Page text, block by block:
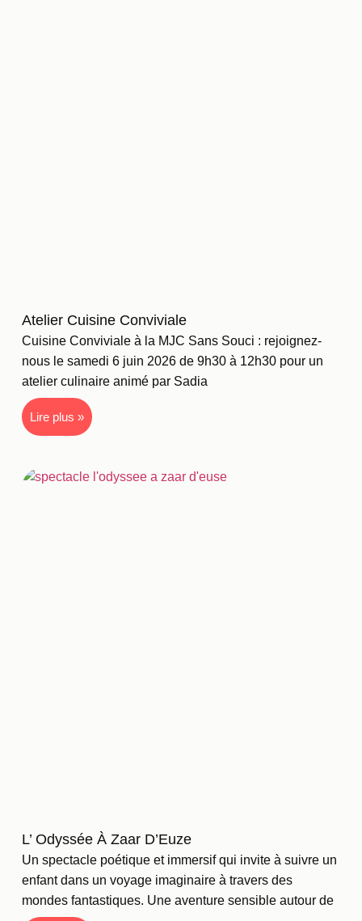
Atelier Cuisine Conviviale
Cuisine Conviviale à la MJC Sans Souci : rejoignez-
nous le samedi 6 juin 2026 de 9h30 à 12h30 pour un
atelier culinaire animé par Sadia
Lire plus »
L’ Odyssée À Zaar D’Euze
Un spectacle poétique et immersif qui invite à suivre un
enfant dans un voyage imaginaire à travers des
mondes fantastiques. Une aventure sensible autour de